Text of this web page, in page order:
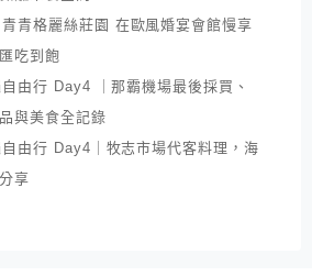
青格麗絲莊園 在歐風婚宴會館慢享
吃到飽
由行 Day4 ｜那霸機場最後採買、
與美食全記錄
由行 Day4｜牧志市場代客料理，海
享